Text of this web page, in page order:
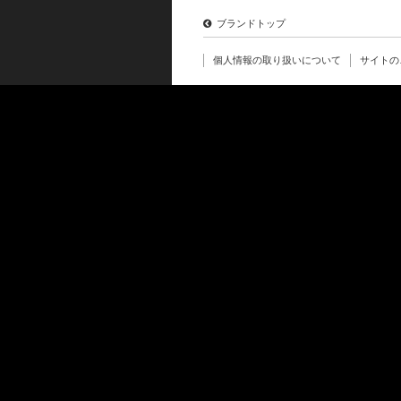
ブランドトップ
個人情報の取り扱いについて サイト